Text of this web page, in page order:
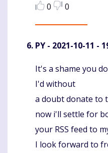
0
0
PY - 2021-10-11 -
Komentaras
It's a shame you
I'd without
a doubt donate to
now i'll settle for
your RSS feed to
I look forward to